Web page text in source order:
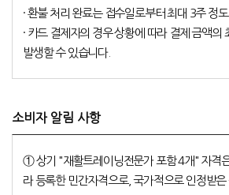
· 환불 처리 완료는 접수일로부터 최대 3주 정
· 카드 결제자의 경우 상황에 따라 결제 금액
발생할 수 있습니다.
소비자 알림 사항
① 상기 "재활트레이닝전문가 포함 4개" 자격
라 등록한 민간자격으로, 국가적으로 인정받은